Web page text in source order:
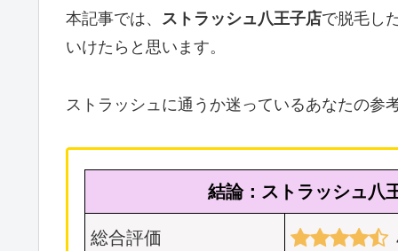
本記事では、 ストラッシュ八王子店で脱毛し
いけたらと思います。
ストラッシュに通うか迷っているあなたの参
結論：ストラッシュ八
総合評価